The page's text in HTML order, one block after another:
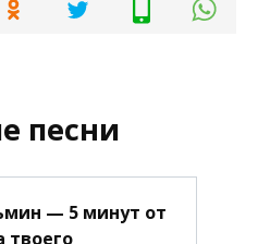
песни
— 5 минут от
твоего